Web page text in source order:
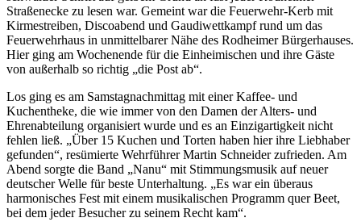
Straßenecke zu lesen war. Gemeint war die Feuerwehr-Kerb mit
Kirmestreiben, Discoabend und Gaudiwettkampf rund um das
Feuerwehrhaus in unmittelbarer Nähe des Rodheimer Bürgerhauses.
Hier ging am Wochenende für die Einheimischen und ihre Gäste
von außerhalb so richtig „die Post ab“.
Los ging es am Samstagnachmittag mit einer Kaffee- und
Kuchentheke, die wie immer von den Damen der Alters- und
Ehrenabteilung organisiert wurde und es an Einzigartigkeit nicht
fehlen ließ. „Über 15 Kuchen und Torten haben hier ihre Liebhaber
gefunden“, resümierte Wehrführer Martin Schneider zufrieden. Am
Abend sorgte die Band „Nanu“ mit Stimmungsmusik auf neuer
deutscher Welle für beste Unterhaltung. „Es war ein überaus
harmonisches Fest mit einem musikalischen Programm quer Beet,
bei dem jeder Besucher zu seinem Recht kam“.